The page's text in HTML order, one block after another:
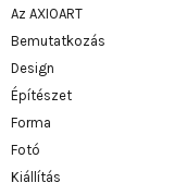
Az AXIOART
Bemutatkozás
Design
Építészet
Forma
Fotó
Kiállítás